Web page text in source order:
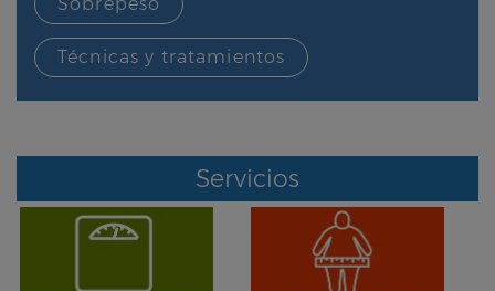
Sobrepeso
Técnicas y tratamientos
Servicios